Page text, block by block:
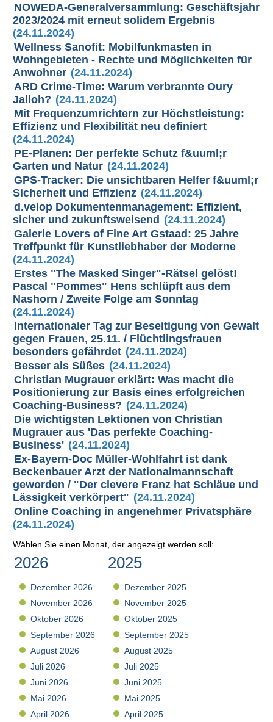
NOWEDA-Generalversammlung: Geschäftsjahr
2023/2024 mit erneut solidem Ergebnis
(24.11.2024)
Wellness Sanofit: Mobilfunkmasten in
Wohngebieten - Rechte und Möglichkeiten für
Anwohner (24.11.2024)
ARD Crime-Time: Warum verbrannte Oury
Jalloh? (24.11.2024)
Mit Frequenzumrichtern zur Höchstleistung:
Effizienz und Flexibilität neu definiert
(24.11.2024)
PE-Planen: Der perfekte Schutz f&uuml;r
Garten und Natur (24.11.2024)
GPS-Tracker: Die unsichtbaren Helfer f&uuml;r
Sicherheit und Effizienz (24.11.2024)
d.velop Dokumentenmanagement: Effizient,
sicher und zukunftsweisend (24.11.2024)
Galerie Lovers of Fine Art Gstaad: 25 Jahre
Treffpunkt für Kunstliebhaber der Moderne
(24.11.2024)
Erstes "The Masked Singer"-Rätsel gelöst!
Pascal "Pommes" Hens schlüpft aus dem
Nashorn / Zweite Folge am Sonntag
(24.11.2024)
Internationaler Tag zur Beseitigung von Gewalt
gegen Frauen, 25.11. / Flüchtlingsfrauen
besonders gefährdet (24.11.2024)
Besser als Süßes (24.11.2024)
Christian Mugrauer erklärt: Was macht die
Positionierung zur Basis eines erfolgreichen
Coaching-Business? (24.11.2024)
Die wichtigsten Lektionen von Christian
Mugrauer aus 'Das perfekte Coaching-
Business' (24.11.2024)
Ex-Bayern-Doc Müller-Wohlfahrt ist dank
Beckenbauer Arzt der Nationalmannschaft
geworden / "Der clevere Franz hat Schläue und
Lässigkeit verkörpert" (24.11.2024)
Online Coaching in angenehmer Privatsphäre
(24.11.2024)
Wählen Sie einen Monat, der angezeigt werden soll:
2026
Dezember 2026
November 2026
Oktober 2026
September 2026
August 2026
Juli 2026
Juni 2026
Mai 2026
April 2026
2025
Dezember 2025
November 2025
Oktober 2025
September 2025
August 2025
Juli 2025
Juni 2025
Mai 2025
April 2025